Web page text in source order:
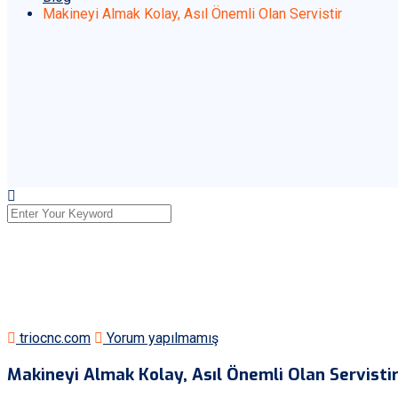
Makineyi Almak Kolay, Asıl Önemli Olan Servistir
triocnc.com Yorum yapılmamış
Makineyi Almak Kolay, Asıl Önemli Olan Servistir